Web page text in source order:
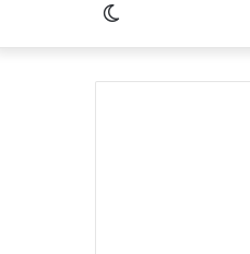
عنالوضع
المظلم